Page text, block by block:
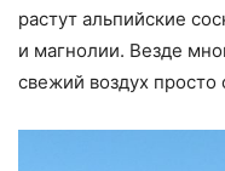
растут альпийские
и магнолии. Везде
свежий воздух просто